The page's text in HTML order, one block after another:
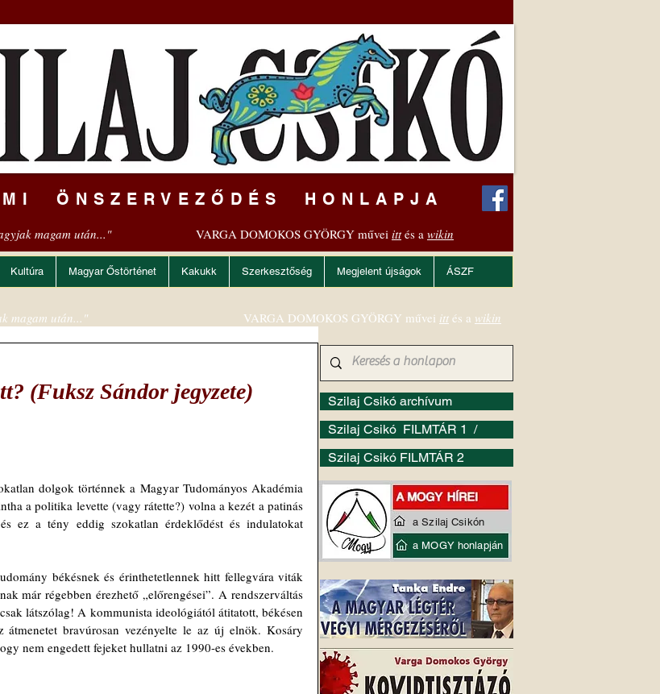
ÖNSZERVEZŐDÉS HONLAPJA
magam után..." VARGA DOMOKOS GYÖRGY művei ittés a wikin
Kultúra Magyar Őstörténet Kakukk Szerkesztőség Megjelent újságok ÁSZF
(Fuksz Sándor jegyzete)
dolgok történnek a Magyar Tudományos Akadémia
a politika levette (vagy rátette?) volna a kezét a patinás
ez a tény eddig szokatlan érdeklődést és indulatokat
békésnek és érinthetetlennek hitt fellegvára viták
már régebben érezhető „előrengései”. A rendszerváltás
látszólag! A kommunista ideológiától átitatott, békésen
bravúrosan vezényelte le az új elnök. Kosáry
nem engedett fejeket hullatni az 1990-es években.
Szilaj Csikó archívum
Szilaj Csikó FILMTÁR 1 /
Szilaj Csikó FILMTÁR 2
magam után..." VARGA DOMOKOS GYÖRGY művei itt és a wikin
a Szilaj Csikón
a MOGY honlapján